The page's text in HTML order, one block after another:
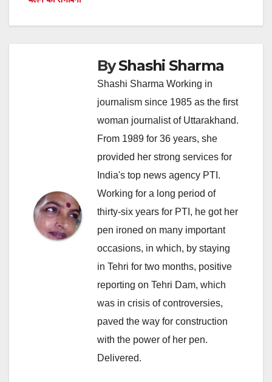
ByShashi Sharma
Shashi Sharma Working in
journalism since 1985 as the first
woman journalist of Uttarakhand.
From 1989 for 36 years, she
provided her strong services for
India's top news agency PTI.
Working for a long period of
thirty-six years for PTI, he got her
pen ironed on many important
occasions, in which, by staying
in Tehri for two months, positive
reporting on Tehri Dam, which
was in crisis of controversies,
paved the way for construction
with the power of her pen.
Delivered.